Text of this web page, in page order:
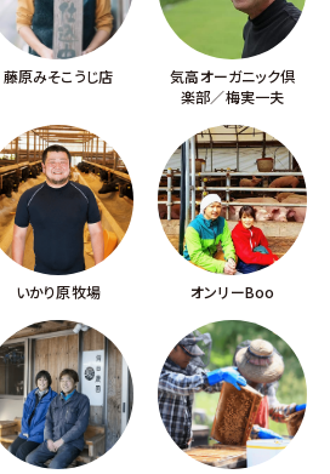
藤原みそこうじ店
気高オーガニック倶
楽部／梅実一夫
いかり原牧場 オンリーBoo